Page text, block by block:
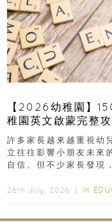
【2026幼稚園】
稚園英文啟蒙完整
許多家長越來越重視幼
立往往影響小朋友未來
自信。但不少家長發現
26th July, 2026 ｜ In